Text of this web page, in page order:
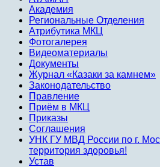
Академия
Региональные Отделения
Атрибутика МКЦ
Фотогалерея
Видеоматериалы
Документы
Журнал «Казаки за камнем»
Законодательство
Правление
Приём в МКЦ
Приказы
Соглашения
УНК ГУ МВД России по г.
территория здоровья!
Устав